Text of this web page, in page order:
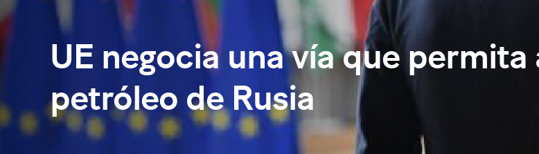
UE negocia una vía que
petróleo de Rusia